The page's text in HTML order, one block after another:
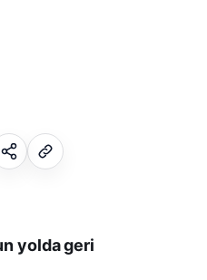
yolda geri